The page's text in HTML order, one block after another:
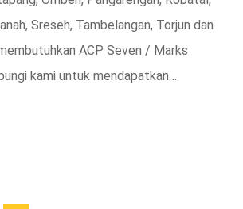
Sreseh, Tambelangan, Torjun dan
ACP Seven / Marks
kami untuk mendapatkan…